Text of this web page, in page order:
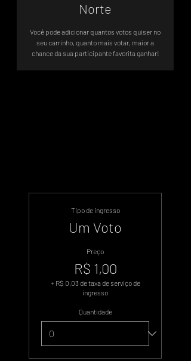
Norte
Você pode adicionar quantos votos quiser no
seu carrinho, quanto mais votar, maior a
chance da sua participante favorita ganhar!
Tipo de ingresso
Um Voto
Preço
R$ 1,00
+ R$ 0,03 de taxa de serviço de
ingresso
Quantidade